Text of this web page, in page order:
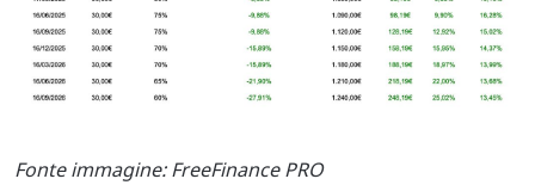
Fonte immagine: FreeFinance PRO